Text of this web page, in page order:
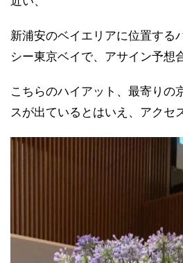
新浦安のベイエリアに位置する
シー東京ベイで、アサイン予想
こちらのハイアット、最寄りの
スが出ているとはいえ、アクセ